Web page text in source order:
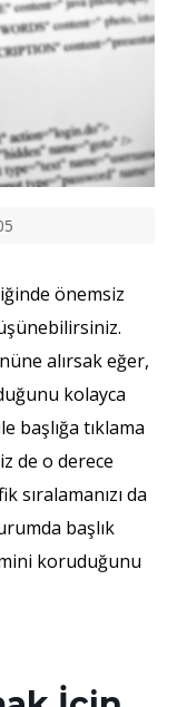
önemsiz
alırsak eğer,
kolayca
başlığa tıklama
de o derece
sıralamanızı da
başlık
koruduğunu